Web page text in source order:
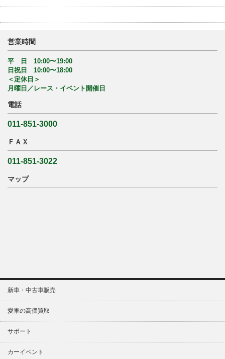
営業時間
平 日 10:00〜19:00
日祝日 10:00〜18:00
＜定休日＞
月曜日／レース・イベント開催日
電話
011-851-3000
ＦＡＸ
011-851-3022
マップ
新車・中古車販売
愛車の高価買取
サポート
カーイベント